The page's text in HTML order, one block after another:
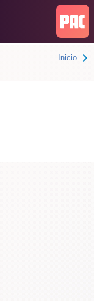
Inicio